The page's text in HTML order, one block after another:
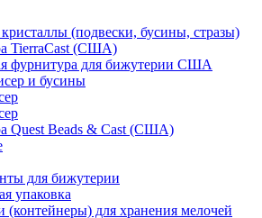
(подвески, бусины, стразы)
TierraCast (США)
фурнитура для бижутерии США
и бусины
Quest Beads & Cast (США)
для бижутерии
упаковка
(контейнеры) для хранения мелочей